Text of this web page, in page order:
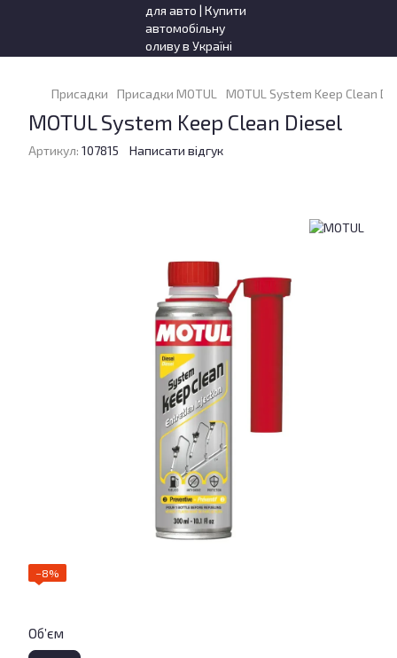
Присадки Присадки MOTUL MOTUL System Keep Clean
MOTUL System Keep Clean Diesel
Артикул: 107815 Написати відгук
−8%
Об’єм